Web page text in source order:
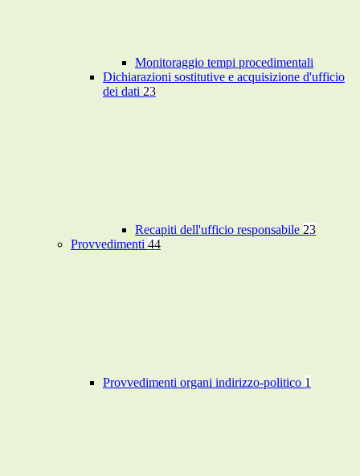
Monitoraggio tempi procedimentali
Dichiarazioni sostitutive e acquisizione d'ufficio
dei dati 23
Recapiti dell'ufficio responsabile 23
Provvedimenti 44
Provvedimenti organi indirizzo-politico 1